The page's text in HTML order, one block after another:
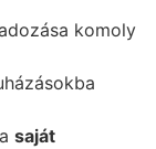
komoly
saját